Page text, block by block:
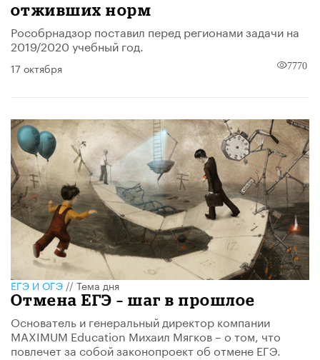
отживших норм
Рособрнадзор поставил перед регионами задачи на
2019/2020 учебный год.
17 октября 7770
ЕГЭ И ОГЭ//Тема дня
Отмена ЕГЭ – шаг в прошлое
Основатель и генеральный директор компании
MAXIMUM Education Михаил Мягков – о том, что
повлечет за собой законопроект об отмене ЕГЭ.